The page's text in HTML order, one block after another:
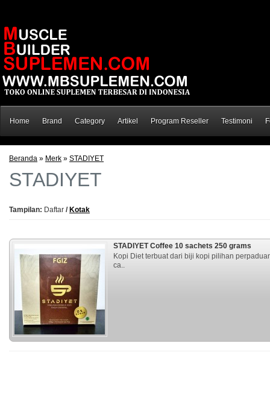
Home Brand Category Artikel Program Reseller Testimoni
Beranda » Merk » STADIYET
STADIYET
Tampilan: Daftar / Kotak
STADIYET Coffee 10 sachets 250 grams
Kopi Diet terbuat dari biji kopi pilihan
ca..